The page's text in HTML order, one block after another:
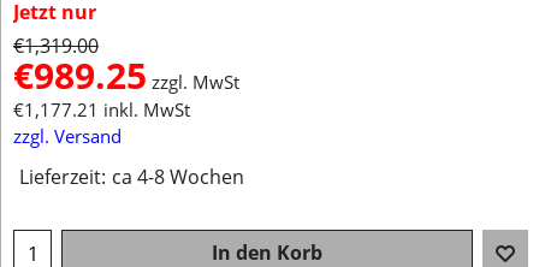
Jetzt nur
€1,319.00
€989.25 zzgl. MwSt
€1,177.21 inkl. MwSt
zzgl. Versand
Lieferzeit: ca 4-8 Wochen
In den Korb